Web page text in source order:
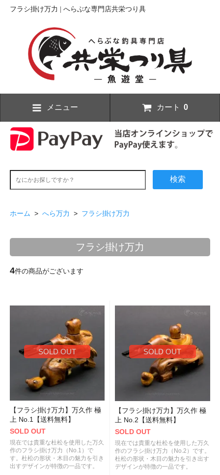
フラシ掛け万力 | へらぶな専門店共栄つり具
メニュー カート 0
検索
ホーム > へら万力 > フラシ掛け万力
フラシ掛け万力
4件の商品がございます
SOLD OUT
【フラシ掛け万力】万久作 極
上 No.1【送料無料】
SOLD OUT
現在では貴重な杜松を使用した万久
作のフラシ掛け万力（No.1）で
す。杜松の形状・木目の魅力を引き
出すデザインが特徴の一品です。
SOLD OUT
【フラシ掛け万力】万久作 極
上 No.2【送料無料】
SOLD OUT
現在では貴重な杜松を使用した万久
作のフラシ掛け万力（No.2）です。
杜松の形状・木目の魅力を引き出す
デザインが特徴の一品です。